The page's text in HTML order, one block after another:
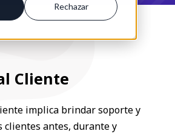
Rechazar
Cliente
implica brindar soporte y
clientes antes, durante y